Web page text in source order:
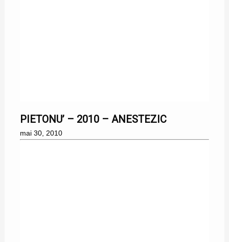
PIETONU’ – 2010 – ANESTEZIC
mai 30, 2010